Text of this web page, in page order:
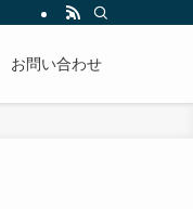
お問い合わせ